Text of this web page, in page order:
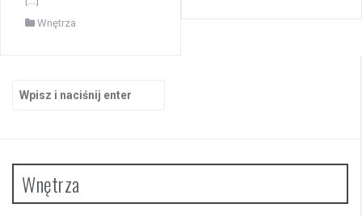
Wnętrza
Wnętrza